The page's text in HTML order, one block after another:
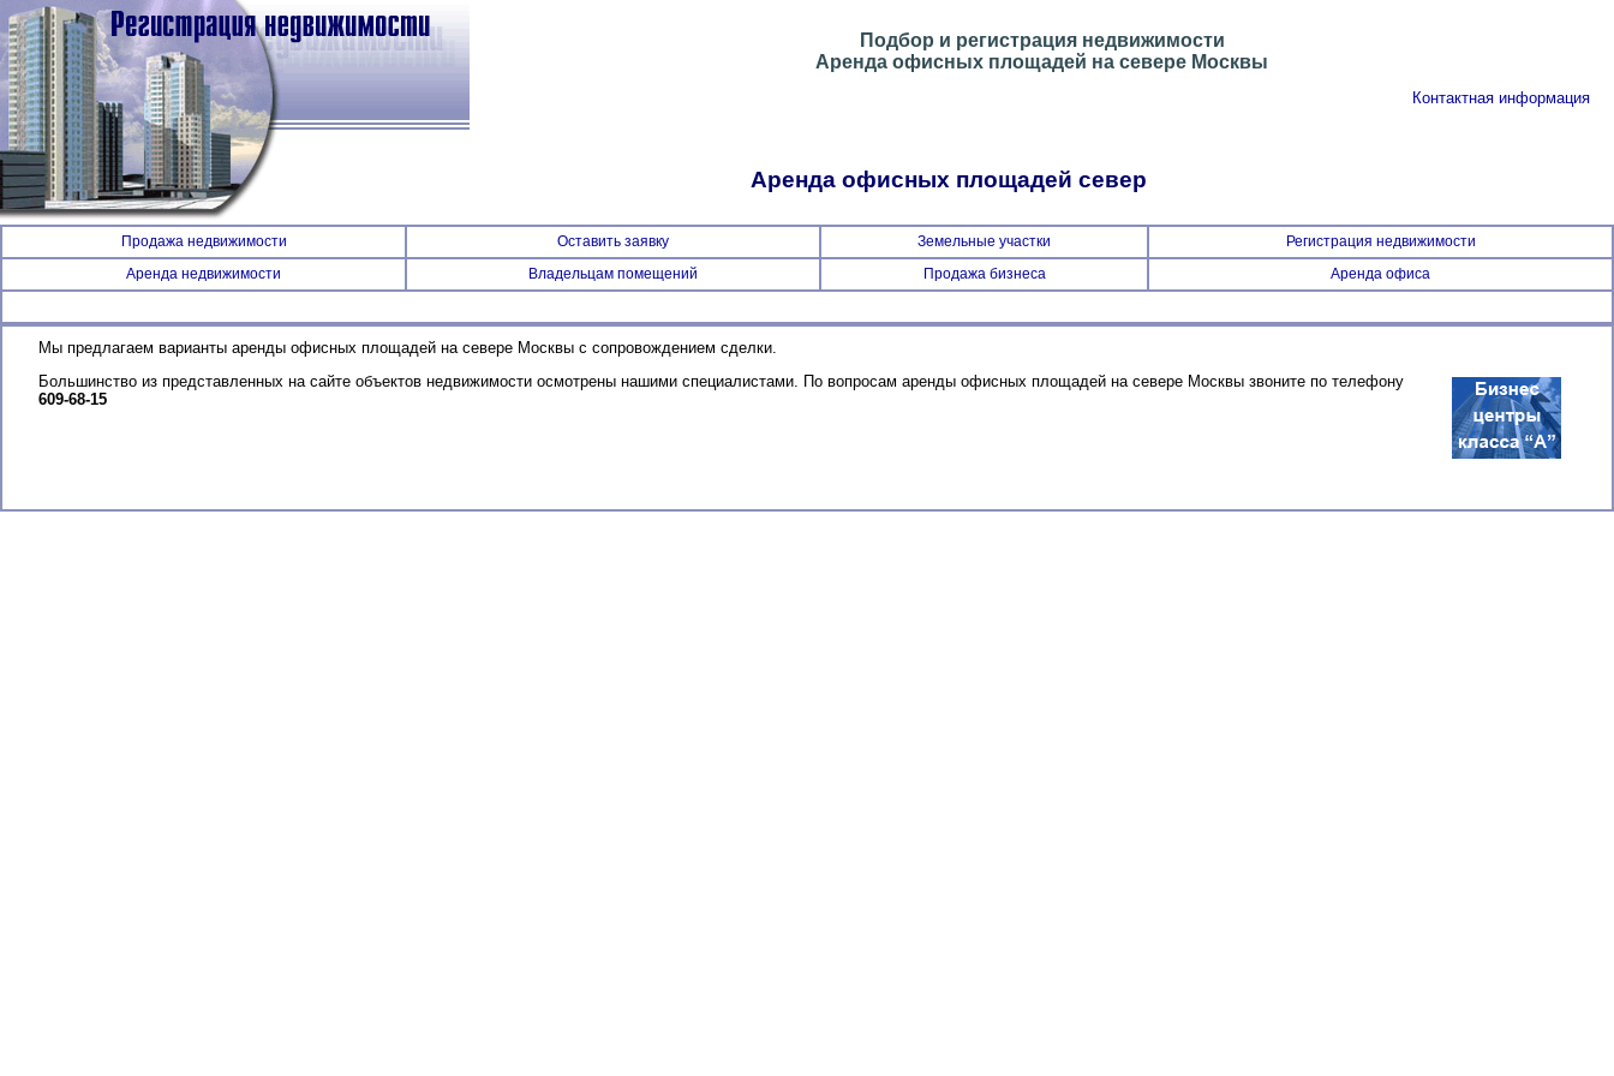
Подбор и регистрация недвижимости
Аренда офисных площадей на севере Москвы
Контактная информация
Аренда офисных площадей север
Продажа недвижимости Оставить заявку Земельные участки
Регистрация недвижимости
Аренда недвижимости
Владельцам помещений Продажа бизнеса Аренда офиса
Мы предлагаем варианты аренды офисных площадей на севере Москвы с сопровождением сделки.
Большинство из представленных на сайте объектов недвижимости осмотрены нашими специалистами. По вопросам аренды офисных площадей на севере Москвы звоните по телефону
609-68-15